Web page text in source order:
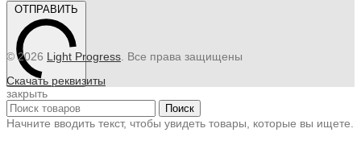
ОТПРАВИТЬ
© 2026 Light Progress. Все права защищены
Скачать реквизиты
закрыть
Поиск
Начните вводить текст, чтобы увидеть товары, которые вы ищете.